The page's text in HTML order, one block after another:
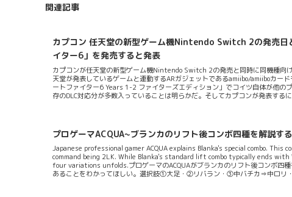
関連記事
カプコン 任天堂の新型ゲーム機Nintendo Switch 2の発売日
イター6」を発売すると発表
カプコンが任天堂の新型ゲーム機Nintendo Switch 2の発売と同時に同機種向
天堂が発表しているゲームと連動するARガジェットであるamiibo/amiiboカー
ートファイター6 Years 1-2 ファイターズエディション」でコイツ自体が他
存のDLC対応分が多数入っていることは明らかだ。そしてカプコンが発表す
プロゲーマACQUA~ブランカのリフト後コンボ四種を解説する
Japanese professional gamer ACQUA explains Blanka's special combo.
command being 2LK. While Blanka's standard lift combo typically ends
four variations unfolds.プロゲーマのACQUAがブランカのリフト後コンボ四
あることをわかってほしい。選択肢①大足・②リバラン・③中バチカ⇒中ロ